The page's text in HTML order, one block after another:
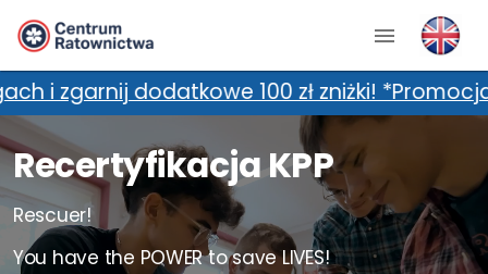
100 zł zniżki! *Promocja nie
Recertyfikacja KPP
Rescuer!
You have the POWER to save LIVES!